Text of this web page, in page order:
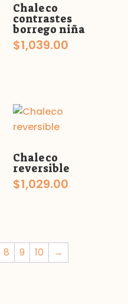
Chaleco
contrastes
borrego niña
$1,039.00
Chaleco
reversible
$1,029.00
8 9 10 →